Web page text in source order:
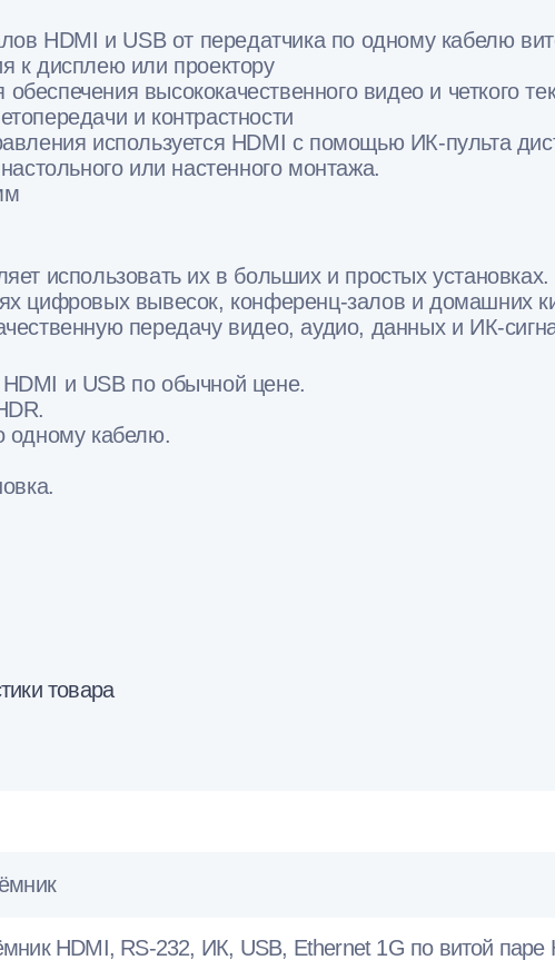
HDMI и USB от передатчика по одному кабелю
к дисплею или проектору
высококачественного видео и четкого
и контрастности
используется HDMI с помощью ИК-пульта
или настенного монтажа.
использовать их в больших и простых установках.
цифровых вывесок, конференц-залов и домашних
передачу видео, аудио, данных и ИК-
и USB по обычной цене.
одному кабелю.
товара
HDMI, RS-232, ИК, USB, Ethernet 1G по витой